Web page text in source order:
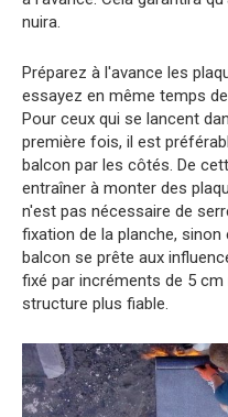
nuira.
Préparez à l'avance les
essayez en même temps
Pour ceux qui se lancent
première fois, il est
balcon par les côtés. De
entraîner à monter des
n'est pas nécessaire de
fixation de la planche,
balcon se prête aux
fixé par incréments de 5
structure plus fiable.